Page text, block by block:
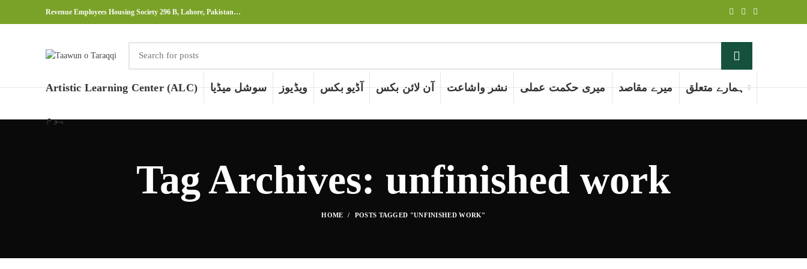
Revenue Employees Housing Society 296 B, Lahore, Pakistan…
Artistic Learning Center (ALC) سوشل میڈیا ویڈیوز آڈیو بکس آن لائن بکس نشر واشاعت میری حکمت عملی میرے مقاصد ہمارے متعلق
ہوم
Tag Archives: unfinished work
HOME POSTS TAGGED "UNFINISHED WORK"